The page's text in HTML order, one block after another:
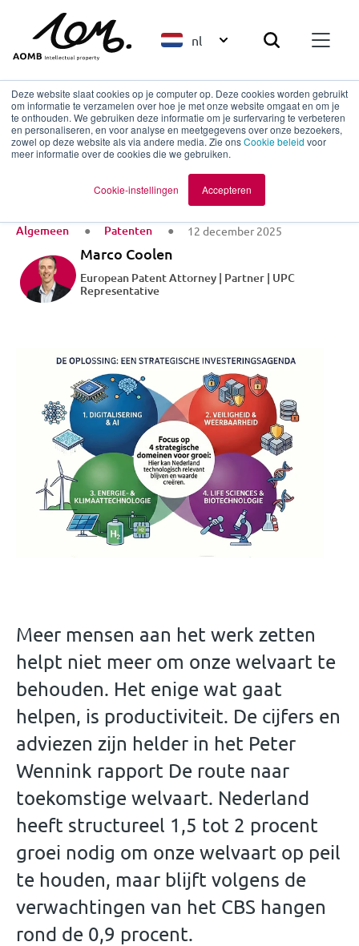
Deze website slaat cookies op je computer op. Deze cookies worden gebruikt
om informatie te verzamelen over hoe je met onze website omgaat en om je
te onthouden. We gebruiken deze informatie om je surfervaring te verbeteren
en personaliseren, en voor analyse en meetgegevens over onze bezoekers,
zowel op deze website als via andere media. Zie onsCookie beleid voor
meer informatie over de cookies die we gebruiken.
Cookie-instellingen Accepteren
nl
Terug naar overzicht
Rapport Wennink
Algemeen Patenten 12 december 2025
Marco Coolen
European Patent Attorney | Partner | UPC
Representative
Meer mensen aan het werk zetten
helpt niet meer om onze welvaart te
behouden. Het enige wat gaat
helpen, is productiviteit. De cijfers en
adviezen zijn helder in het Peter
Wennink rapport De route naar
toekomstige welvaart. Nederland
heeft structureel 1,5 tot 2 procent
groei nodig om onze welvaart op peil
te houden, maar blijft volgens de
verwachtingen van het CBS hangen
rond de 0,9 procent.